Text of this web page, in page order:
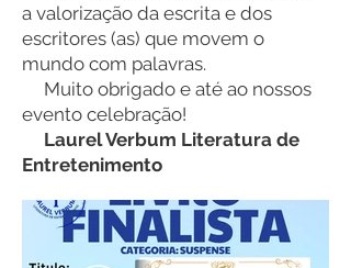
a valorização da escrita e dos
escritores (as) que movem o
mundo com palavras.
Muito obrigado e até ao nossos
evento celebração!
Laurel Verbum Literatura de
Entretenimento